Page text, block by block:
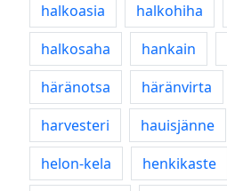
halkoasia
halkohiha
halkosaha
hankain
häränotsa
häränvirta
harvesteri
hauisjänne
helon-kela
henkikaste